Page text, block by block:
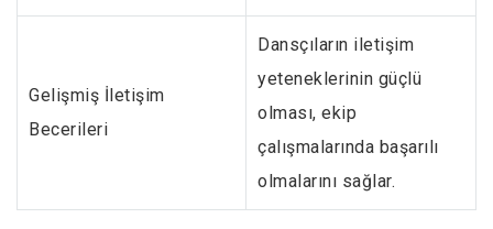
Gelişmiş İletişim
Becerileri
Dansçıların iletişim
yeteneklerinin güçlü
olması, ekip
çalışmalarında başarılı
olmalarını sağlar.